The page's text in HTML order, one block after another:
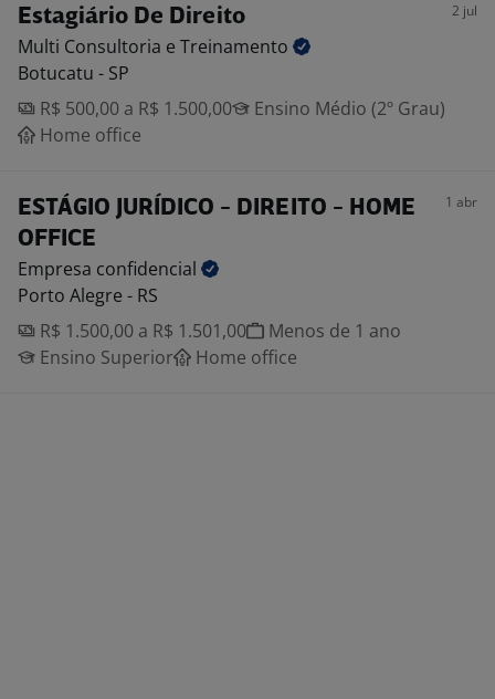
Estagiário De Direito 2 jul
Multi Consultoria e Treinamento
Botucatu - SP
R$ 500,00 a R$ 1.500,00
Ensino Médio (2º Grau)
Home office
ESTÁGIO JURÍDICO - DIREITO - HOME
OFFICE
1 abr
Empresa confidencial
Porto Alegre - RS
R$ 1.500,00 a R$ 1.501,00
Menos de 1 ano
Ensino Superior
Home office